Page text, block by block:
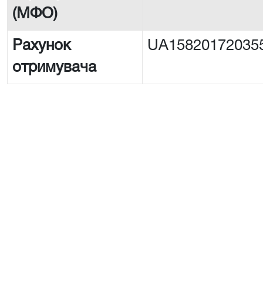
(МФО)
Рахунок
отримувача